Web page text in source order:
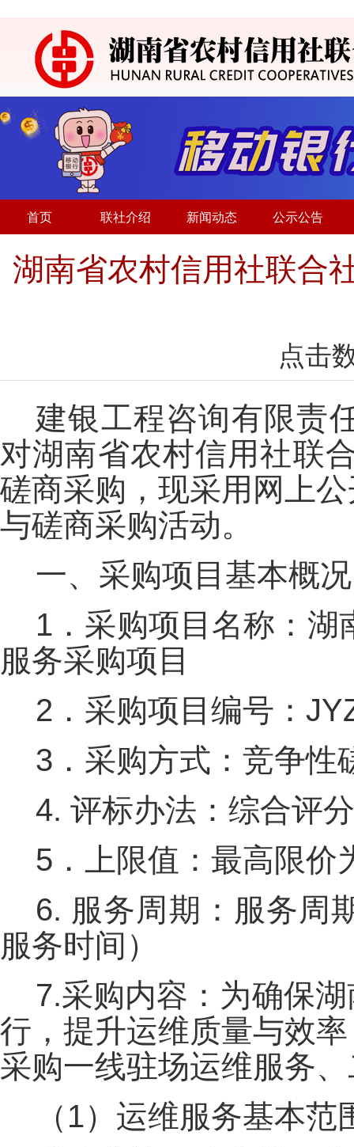
首页 联社介绍 新闻动态 公示公告
湖南省农村信用社联合
点击
建银工程咨询有限责
对湖南省农村信用社联
磋商采购，现采用网上
与磋商采购活动。
一、采购项目基本概况
1．采购项目名称：湖
服务采购项目
2．采购项目编号：
3．采购方
4. 评标办法：综合评
5．上限值：最高限价
6. 服务周期：服务周
服务时间）
7.采购内容：为确保
行，提升运维质量与效
采购一线驻场运维服务
（1）运维服务基本范